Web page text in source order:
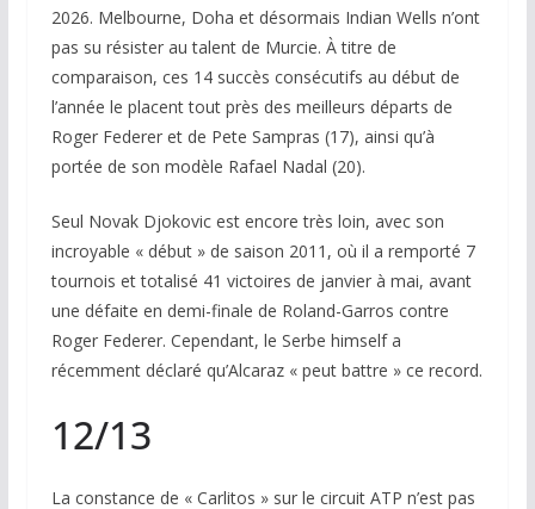
2026. Melbourne, Doha et désormais Indian Wells n’ont
pas su résister au talent de Murcie. À titre de
comparaison, ces 14 succès consécutifs au début de
l’année le placent tout près des meilleurs départs de
Roger Federer et de Pete Sampras (17), ainsi qu’à
portée de son modèle Rafael Nadal (20).
Seul Novak Djokovic est encore très loin, avec son
incroyable « début » de saison 2011, où il a remporté 7
tournois et totalisé 41 victoires de janvier à mai, avant
une défaite en demi-finale de Roland-Garros contre
Roger Federer. Cependant, le Serbe himselfa
récemment déclaré qu’Alcaraz « peut battre » ce record.
12/13
La constance de « Carlitos » sur le circuit ATP n’est pas